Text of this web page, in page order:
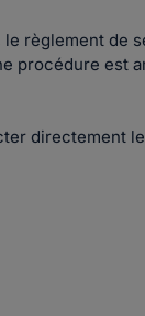
règlement de
procédure est
directement